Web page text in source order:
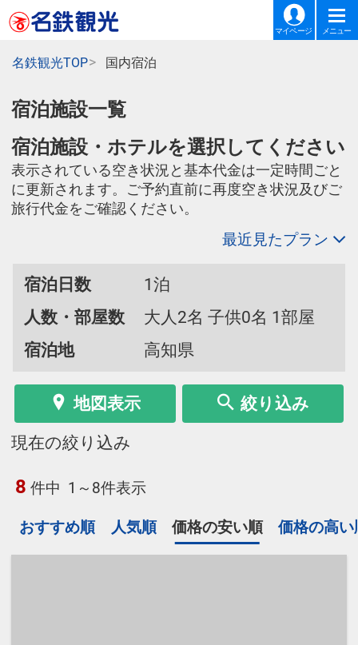
マイページ メニュー
名鉄観光TOP 国内宿泊
宿泊施設一覧
宿泊施設・ホテルを選択してください
表示されている空き状況と基本代金は一定時間ごと
に更新されます。ご予約直前に再度空き状況及びご
旅行代金をご確認ください。
最近見たプラン
宿泊日数
1泊
人数・部屋数
大人2名 子供0名 1部屋
宿泊地
高知県
地図表示 絞り込み
現在の絞り込み
8 件中 1～8件表示
おすすめ順 人気順 価格の安い順 価格の高い